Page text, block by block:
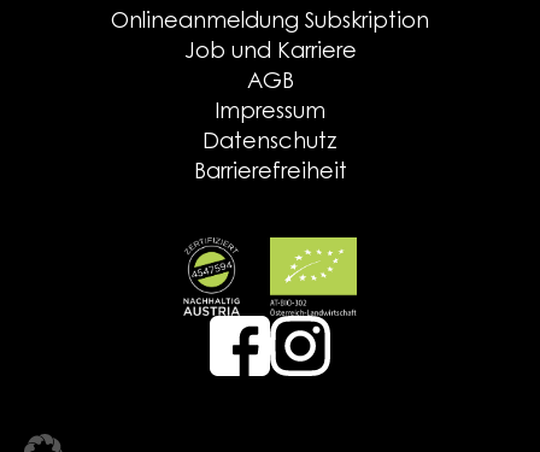
Onlineanmeldung Subskription
Job und Karriere
AGB
Impressum
Datenschutz
Barrierefreiheit